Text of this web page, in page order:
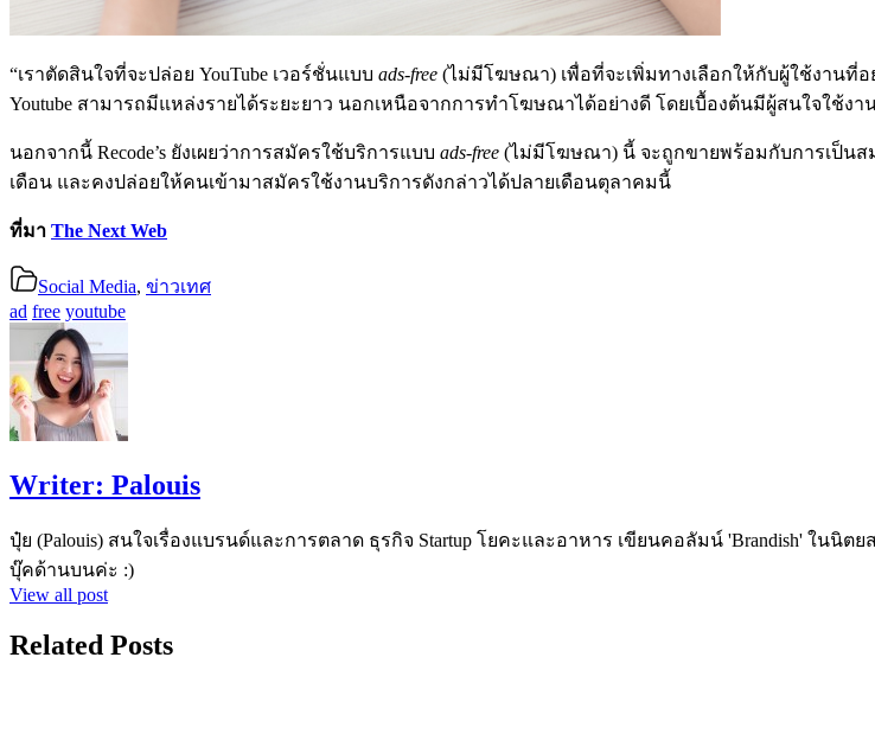
“เราตัดสินใจที่จะปล่อย YouTube เวอร์ชั่นแบบ ads-free (ไม่มีโฆษณา) เพื่อที่จะเพิ่มทางเลือกให้กับผู้ใช้งานที่
Youtube สามารถมีแหล่งรายได้ระยะยาว นอกเหนือจากการทำโฆษณาได้อย่างดี โดยเบื้องต้นมีผู้สนใจใช้งา
นอกจากนี้ Recode’s ยังเผยว่าการสมัครใช้บริการแบบ ads-free (ไม่มีโฆษณา) นี้ จะถูกขายพร้อมกับการเป็นส
เดือน และคงปล่อยให้คนเข้ามาสมัครใช้งานบริการดังกล่าวได้ปลายเดือนตุลาคมนี้
ที่มา The Next Web
Social Media, ข่าวเทศ
ad free youtube
Writer: Palouis
ปุ๋ย (Palouis) สนใจเรื่องแบรนด์และการตลาด ธุรกิจ Startup โยคะและอาหาร เขียนคอลัมน์ 'Brandish' ในนิ
บุ๊คด้านบนค่ะ :)
View all post
Related Posts